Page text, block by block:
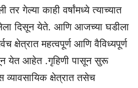
तर गेल्या काही वर्षांमध्ये त्याच्यात
दिसून येते. आणि आजच्या घडीला
क्षेत्रात महत्वपूर्ण आणि वैविध्यपूर्ण
येत आहेत .गृहिणी पासून सुरू
व्यावसायिक क्षेत्रात तसेच